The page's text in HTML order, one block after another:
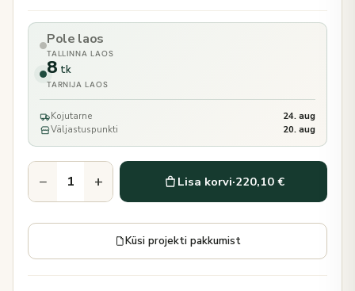
Pole laos
TALLINNA LAOS
8 tk
TARNIJA LAOS
Kojutarne
24. aug
Väljastuspunkti
20. aug
− + Lisa korvi·220,10 €
Küsi projekti pakkumist